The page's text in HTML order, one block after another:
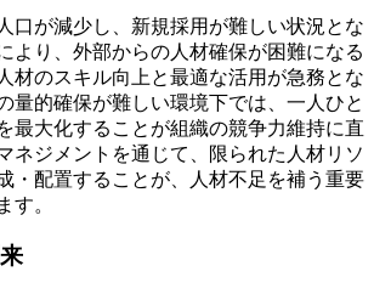
口が減少し、新規採用が難しい状況とな
より、外部からの人材確保が困難になる
材のスキル向上と最適な活用が急務とな
量的確保が難しい環境下では、一人ひと
最大化することが組織の競争力維持に直
ネジメントを通じて、限られた人材リソ
・配置することが、人材不足を補う重要
す。